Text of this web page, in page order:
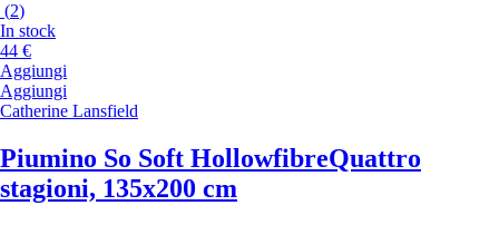
(2)
In stock
44 €
Aggiungi
Aggiungi
Catherine Lansfield
Piumino So Soft HollowfibreQuattro
stagioni, 135x200 cm